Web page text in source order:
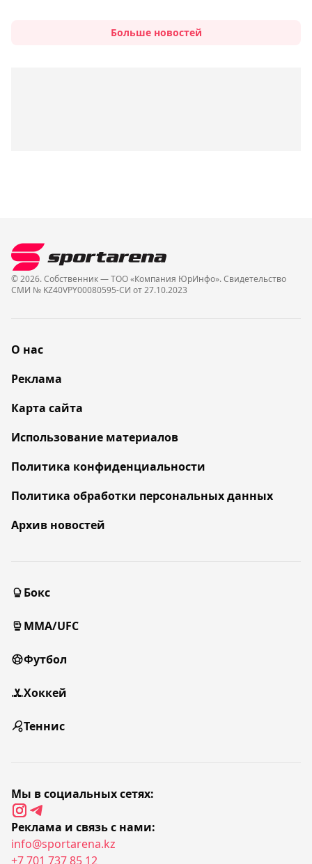
Больше новостей
© 2026. Собственник — ТОО «Компания ЮрИнфо». Cвидетельство
СМИ № KZ40VPY00080595-СИ от 27.10.2023
О нас
Реклама
Карта сайта
Использование материалов
Политика конфиденциальности
Политика обработки персональных данных
Архив новостей
Бокс
MMA/UFC
Футбол
Хоккей
Теннис
Мы в социальных сетях:
Реклама и связь с нами:
info@sportarena.kz
+7 701 737 85 12